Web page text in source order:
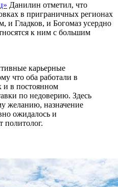
Данилин отметил, что
в приграничных регионах
и Гладков, и Богомаз усердно
к ним с большим
карьерные
что оба работали в
и в постоянном
по недоверию. Здесь
желанию, назначение
ожидалось и
политолог.